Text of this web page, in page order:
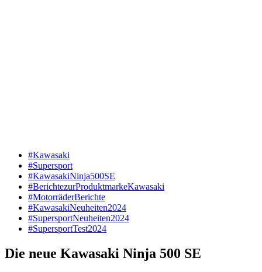
#Kawasaki
#Supersport
#KawasakiNinja500SE
#BerichtezurProduktmarkeKawasaki
#MotorräderBerichte
#KawasakiNeuheiten2024
#SupersportNeuheiten2024
#SupersportTest2024
Die neue Kawasaki Ninja 500 SE